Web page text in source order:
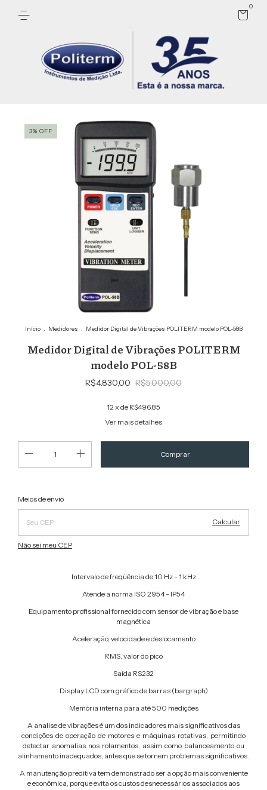
0
3% OFF
Início . Medidores . Medidor Digital de Vibrações POLITERM modelo POL-58B
Medidor Digital de Vibrações POLITERM
modelo POL-58B
R$4.830,00 R$5.000,00
12 x de R$496,85
Ver mais detalhes
Entregas para o CEP:
Meios de envio
Calcular
Não sei meu CEP
Intervalo de freqüência de 10 Hz - 1 kHz
Atende a norma ISO 2954 - IP54
Equipamento profissional fornecido com sensor de vibração e base
magnética
Aceleração, velocidade e deslocamento
RMS, valor do pico
Saída RS232
Display LCD com gráfico de barras (bargraph)
Memória interna para até 500 medições
A analise de vibrações é um dos indicadores mais significativos das
condições de operação de motores e máquinas rotativas, permitindo
detectar anomalias nos rolamentos, assim como balanceamento ou
alinhamento inadequados, antes que se tornem problemas significativos.
A manutenção preditiva tem demonstrado ser a opção mais conveniente
e econômica, porque evita os custos desnecessários associados aos